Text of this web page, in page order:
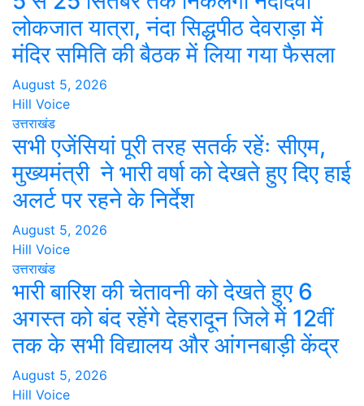
लोकजात यात्रा, नंदा सिद्धपीठ देवराड़ा में
मंदिर समिति की बैठक में लिया गया फैसला
August 5, 2026
Hill Voice
उत्तराखंड
सभी एजेंसियां पूरी तरह सतर्क रहेंः सीएम,
मुख्यमंत्री ने भारी वर्षा को देखते हुए दिए हाई
अलर्ट पर रहने के निर्देश
August 5, 2026
Hill Voice
उत्तराखंड
भारी बारिश की चेतावनी को देखते हुए 6
अगस्त को बंद रहेंगे देहरादून जिले में 12वीं
तक के सभी विद्यालय और आंगनबाड़ी केंद्र
August 5, 2026
Hill Voice